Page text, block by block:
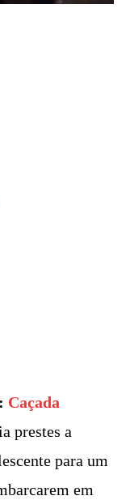
: Caçada
prestes a
para um
em